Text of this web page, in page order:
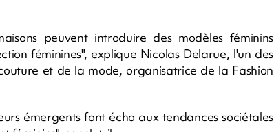
peuvent introduire des modèles féminins
féminines", explique Nicolas Delarue, l'un des
et de la mode, organisatrice de la Fashion
émergents font écho aux tendances sociétales